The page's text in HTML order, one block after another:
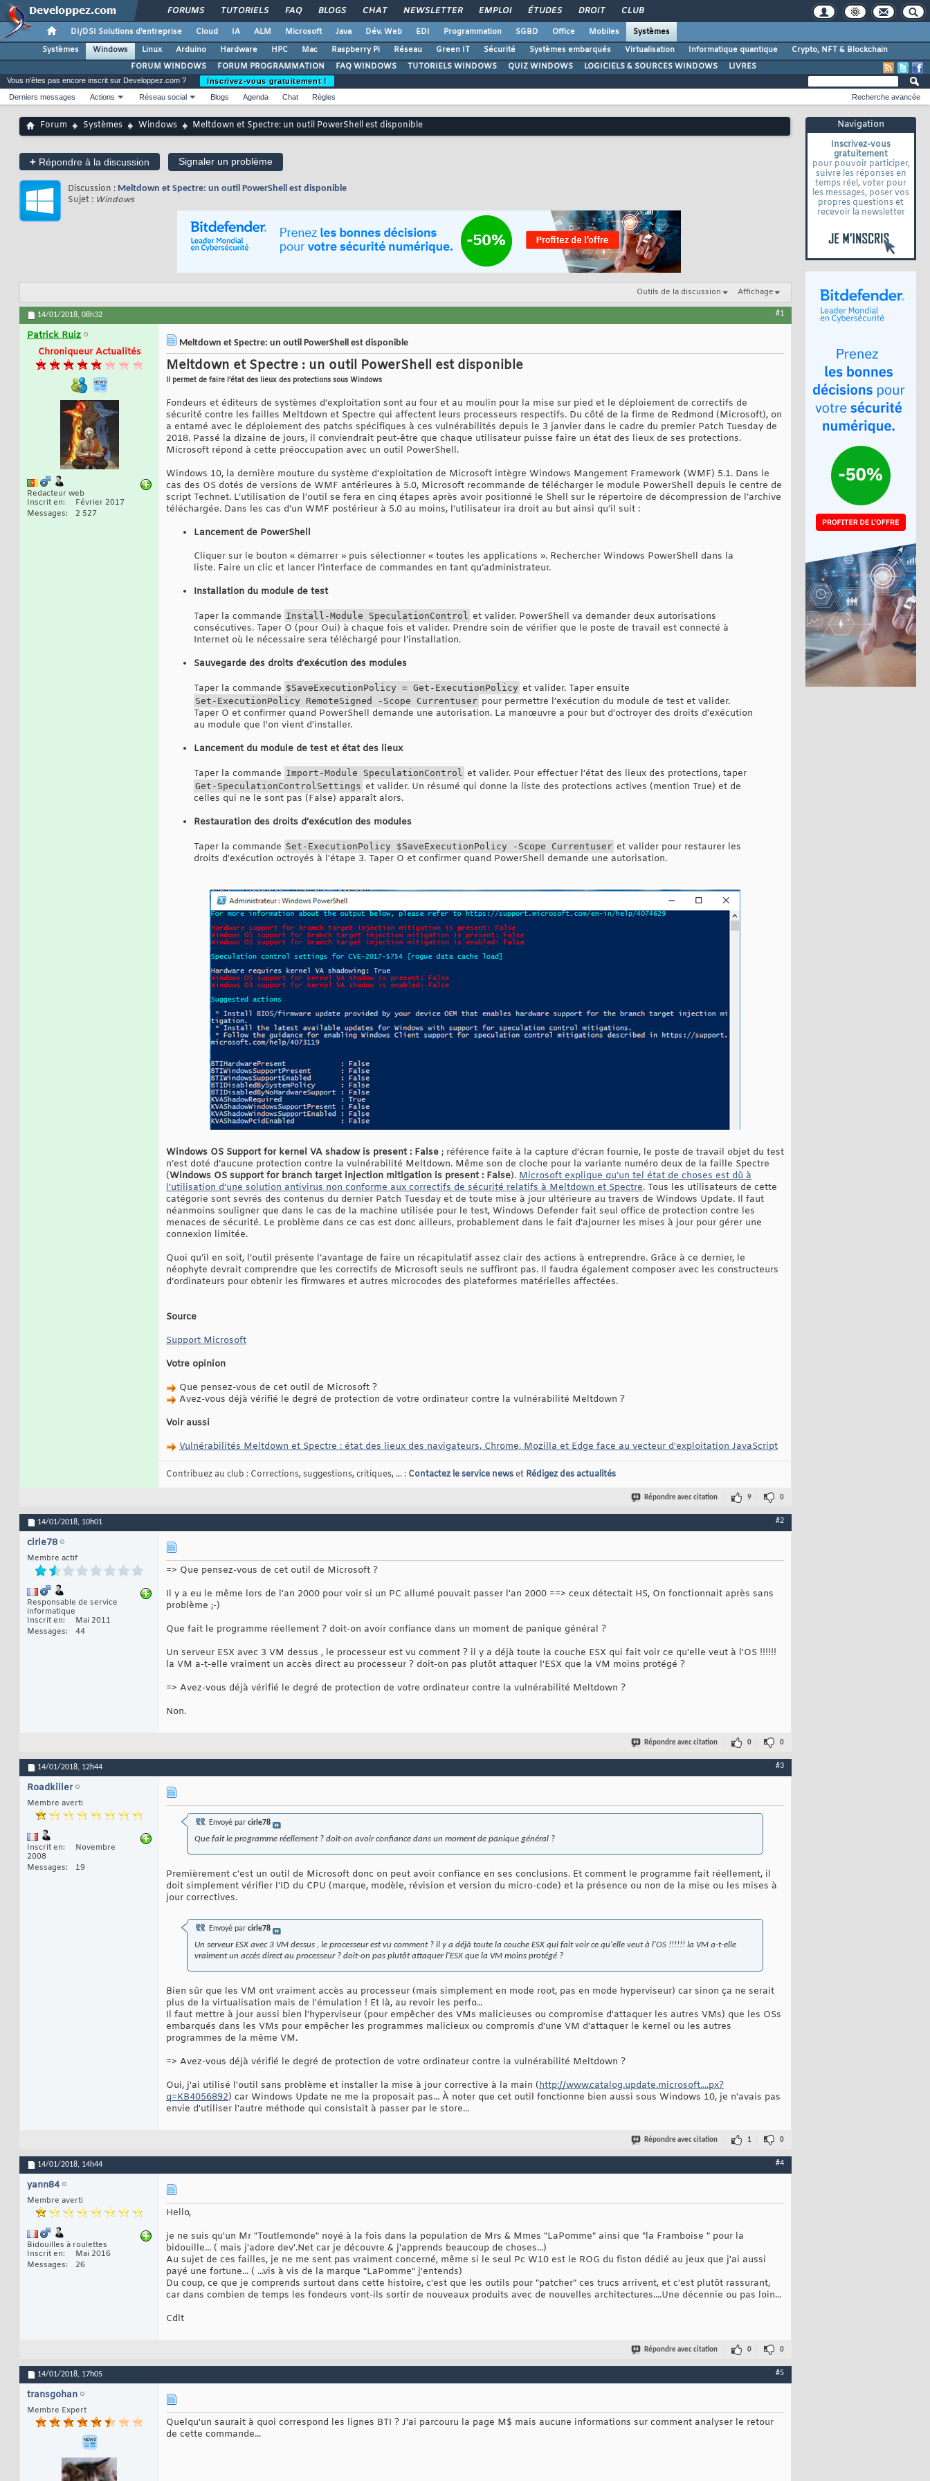
FORUMS TUTORIELS FAQ BLOGS CHAT NEWSLETTER EMPLOI ÉTUDES DROIT CLUB
DI/DSI Solutions d'entreprise Cloud IA ALM Microsoft Java Dév. Web EDI Programmation SGBD Office Mobiles
Systèmes
Systèmes
Windows Linux Arduino Hardware HPC Mac Raspberry Pi Réseau Green IT Sécurité Systèmes embarqués Virtualisation Informatique quantique
Crypto, NFT & Blockchain
FORUM WINDOWS
FORUM PROGRAMMATION FAQ WINDOWS TUTORIELS WINDOWS QUIZ WINDOWS LOGICIELS & SOURCES WINDOWS LIVRES
Navigation
Inscrivez-vous
gratuitement
pour pouvoir participer,
suivre les réponses en
temps réel, voter pour
les messages, poser vos
propres questions et
recevoir la newsletter
Vous n'êtes pas encore inscrit sur Developpez.com ?
Inscrivez-vous gratuitement !
Derniers messages
Actions Réseau social Blogs Agenda Chat Règles Recherche avancée
Forum Systèmes Windows Meltdown et Spectre: un outil PowerShell est disponible
+ Répondre à la discussion Signaler un problème
Discussion : Meltdown et Spectre: un outil PowerShell est disponible
Sujet : Windows
Outils de la discussion Affichage
14/01/2018, 08h32 #1
Patrick Ruiz
Chroniqueur Actualités
Redacteur web
Inscrit en
Février 2017
Messages
2 527
Meltdown et Spectre: un outil PowerShell est disponible
Meltdown et Spectre : un outil PowerShell est disponible
Il permet de faire l’état des lieux des protections sous Windows
Fondeurs et éditeurs de systèmes d’exploitation sont au four et au moulin pour la mise sur pied et le déploiement de correctifs de
sécurité contre les failles Meltdown et Spectre qui affectent leurs processeurs respectifs. Du côté de la firme de Redmond (Microsoft), on
a entamé avec le déploiement des patchs spécifiques à ces vulnérabilités depuis le 3 janvier dans le cadre du premier Patch Tuesday de
2018. Passé la dizaine de jours, il conviendrait peut-être que chaque utilisateur puisse faire un état des lieux de ses protections.
Microsoft répond à cette préoccupation avec un outil PowerShell.
Windows 10, la dernière mouture du système d’exploitation de Microsoft intègre Windows Mangement Framework (WMF) 5.1. Dans le
cas des OS dotés de versions de WMF antérieures à 5.0, Microsoft recommande de télécharger le module PowerShell depuis le centre de
script Technet. L’utilisation de l’outil se fera en cinq étapes après avoir positionné le Shell sur le répertoire de décompression de l’archive
téléchargée. Dans les cas d’un WMF postérieur à 5.0 au moins, l’utilisateur ira droit au but ainsi qu’il suit :
Lancement de PowerShell
Cliquer sur le bouton « démarrer » puis sélectionner « toutes les applications ». Rechercher Windows PowerShell dans la
liste. Faire un clic et lancer l’interface de commandes en tant qu’administrateur.
Installation du module de test
Taper la commande Install-Module SpeculationControl et valider. PowerShell va demander deux autorisations
consécutives. Taper O (pour Oui) à chaque fois et valider. Prendre soin de vérifier que le poste de travail est connecté à
Internet où le nécessaire sera téléchargé pour l’installation.
Sauvegarde des droits d’exécution des modules
Taper la commande $SaveExecutionPolicy = Get-ExecutionPolicy et valider. Taper ensuite
Set-ExecutionPolicy RemoteSigned -Scope Currentuser pour permettre l’exécution du module de test et valider.
Taper O et confirmer quand PowerShell demande une autorisation. La manœuvre a pour but d’octroyer des droits d'exécution
au module que l'on vient d'installer.
Lancement du module de test et état des lieux
Taper la commande Import-Module SpeculationControl et valider. Pour effectuer l’état des lieux des protections, taper
Get-SpeculationControlSettings et valider. Un résumé qui donne la liste des protections actives (mention True) et de
celles qui ne le sont pas (False) apparaît alors.
Restauration des droits d’exécution des modules
Taper la commande Set-ExecutionPolicy $SaveExecutionPolicy -Scope Currentuser et valider pour restaurer les
droits d'exécution octroyés à l'étape 3. Taper O et confirmer quand PowerShell demande une autorisation.
Windows OS Support for kernel VA shadow is present : False ; référence faite à la capture d’écran fournie, le poste de travail objet du test
n’est doté d’aucune protection contre la vulnérabilité Meltdown. Même son de cloche pour la variante numéro deux de la faille Spectre
(Windows OS support for branch target injection mitigation is present : False). Microsoft explique qu’un tel état de choses est dû à
l’utilisation d’une solution antivirus non conforme aux correctifs de sécurité relatifs à Meltdown et Spectre. Tous les utilisateurs de cette
catégorie sont sevrés des contenus du dernier Patch Tuesday et de toute mise à jour ultérieure au travers de Windows Update. Il faut
néanmoins souligner que dans le cas de la machine utilisée pour le test, Windows Defender fait seul office de protection contre les
menaces de sécurité. Le problème dans ce cas est donc ailleurs, probablement dans le fait d’ajourner les mises à jour pour gérer une
connexion limitée.
Quoi qu’il en soit, l’outil présente l’avantage de faire un récapitulatif assez clair des actions à entreprendre. Grâce à ce dernier, le
néophyte devrait comprendre que les correctifs de Microsoft seuls ne suffiront pas. Il faudra également composer avec les constructeurs
d’ordinateurs pour obtenir les firmwares et autres microcodes des plateformes matérielles affectées.
Source
Support Microsoft
Votre opinion
Que pensez-vous de cet outil de Microsoft ?
Avez-vous déjà vérifié le degré de protection de votre ordinateur contre la vulnérabilité Meltdown ?
Voir aussi
Vulnérabilités Meltdown et Spectre : état des lieux des navigateurs, Chrome, Mozilla et Edge face au vecteur d'exploitation JavaScript
Contribuez au club : Corrections, suggestions, critiques, ... : Contactez le service newset Rédigez des actualités
Répondre avec citation 9 0
14/01/2018, 10h01 #2
cirle78
Membre actif
Responsable de service
informatique
Inscrit en
Mai 2011
Messages
44
=> Que pensez-vous de cet outil de Microsoft ?
Il y a eu le même lors de l'an 2000 pour voir si un PC allumé pouvait passer l'an 2000 ==> ceux détectait HS, On fonctionnait après sans
problème ;-)
Que fait le programme réellement ? doit-on avoir confiance dans un moment de panique général ?
Un serveur ESX avec 3 VM dessus , le processeur est vu comment ? il y a déjà toute la couche ESX qui fait voir ce qu'elle veut à l'OS !!!!!!
la VM a-t-elle vraiment un accès direct au processeur ? doit-on pas plutôt attaquer l'ESX que la VM moins protégé ?
=> Avez-vous déjà vérifié le degré de protection de votre ordinateur contre la vulnérabilité Meltdown ?
Non.
Répondre avec citation 0 0
14/01/2018, 12h44 #3
Roadkiller
Membre averti
Inscrit en
Novembre
2008
Messages
19
Envoyé par cirle78
Que fait le programme réellement ? doit-on avoir confiance dans un moment de panique général ?
Premièrement c'est un outil de Microsoft donc on peut avoir confiance en ses conclusions. Et comment le programme fait réellement, il
doit simplement vérifier l'ID du CPU (marque, modèle, révision et version du micro-code) et la présence ou non de la mise ou les mises à
jour correctives.
Envoyé par cirle78
Un serveur ESX avec 3 VM dessus , le processeur est vu comment ? il y a déjà toute la couche ESX qui fait voir ce qu'elle veut à l'OS !!!!!! la VM a-t-elle
vraiment un accès direct au processeur ? doit-on pas plutôt attaquer l'ESX que la VM moins protégé ?
Bien sûr que les VM ont vraiment accès au processeur (mais simplement en mode root, pas en mode hyperviseur) car sinon ça ne serait
plus de la virtualisation mais de l'émulation ! Et là, au revoir les perfo...
Il faut mettre à jour aussi bien l'hyperviseur (pour empêcher des VMs malicieuses ou compromise d'attaquer les autres VMs) que les OSs
embarqués dans les VMs pour empêcher les programmes malicieux ou compromis d'une VM d'attaquer le kernel ou les autres
programmes de la même VM.
=> Avez-vous déjà vérifié le degré de protection de votre ordinateur contre la vulnérabilité Meltdown ?
Oui, j'ai utilisé l'outil sans problème et installer la mise à jour corrective à la main (http://www.catalog.update.microsoft....px?
q=KB4056892) car Windows Update ne me la proposait pas... À noter que cet outil fonctionne bien aussi sous Windows 10, je n'avais pas
envie d'utiliser l'autre méthode qui consistait à passer par le store...
Répondre avec citation 1 0
14/01/2018, 14h44 #4
yann84
Membre averti
Bidouilles à roulettes
Inscrit en
Mai 2016
Messages
26
Hello,
je ne suis qu'un Mr "Toutlemonde" noyé à la fois dans la population de Mrs & Mmes "LaPomme" ainsi que "la Framboise " pour la
bidouille... ( mais j'adore dev'.Net car je découvre & j'apprends beaucoup de choses...)
Au sujet de ces failles, je ne me sent pas vraiment concerné, même si le seul Pc W10 est le ROG du fiston dédié au jeux que j'ai aussi
payé une fortune... ( ...vis à vis de la marque "LaPomme" j'entends)
Du coup, ce que je comprends surtout dans cette histoire, c'est que les outils pour "patcher" ces trucs arrivent, et c'est plutôt rassurant,
car dans combien de temps les fondeurs vont-ils sortir de nouveaux produits avec de nouvelles architectures....Une décennie ou pas loin...
Cdlt
Répondre avec citation 0 0
14/01/2018, 17h05 #5
transgohan
Membre Expert
Quelqu'un saurait à quoi correspond les lignes BTI ? J'ai parcouru la page M$ mais aucune informations sur comment analyser le retour
de cette commande...